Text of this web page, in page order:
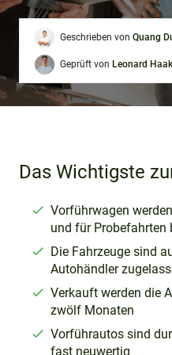
Geschrieben von Quang
Geprüft von Leonard
Das Wichtigste
Vorführwagen
und für Probefahrten
Die Fahrzeuge sind
Autohändler
Verkauft werden die
zwölf Monaten
Vorführautos sind
fast neuwertig